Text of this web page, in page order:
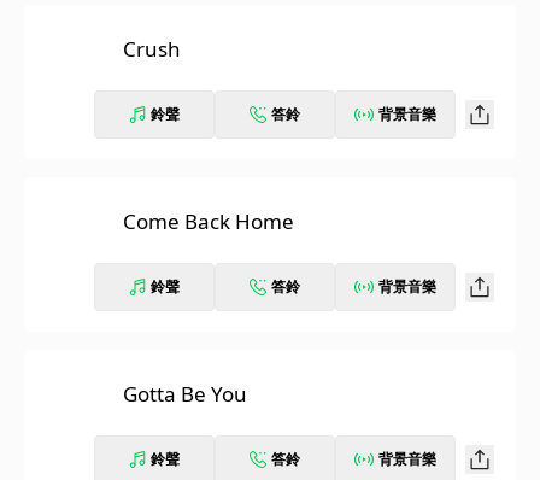
Crush
鈴聲 答鈴 背景音樂
Come Back Home
鈴聲 答鈴 背景音樂
Gotta Be You
鈴聲 答鈴 背景音樂